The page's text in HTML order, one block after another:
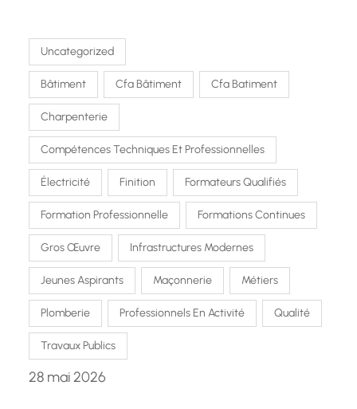
Uncategorized
Bâtiment Cfa Bâtiment Cfa Batiment
Charpenterie
Compétences Techniques Et Professionnelles
Électricité Finition Formateurs Qualifiés
Formation Professionnelle Formations Continues
Gros Œuvre Infrastructures Modernes
Jeunes Aspirants Maçonnerie Métiers
Plomberie Professionnels En Activité Qualité
Travaux Publics
28 mai 2026